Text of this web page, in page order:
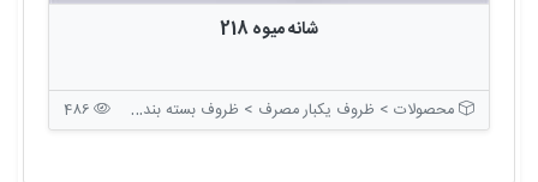
شانه میوه 218
محصولات > ظروف یکبار مصرف > ظروف بسته بندی بدون درب